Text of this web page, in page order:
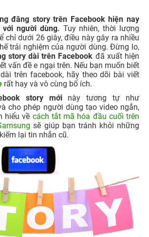
đăng story trên Facebook hiện nay
người dùng. Tuy nhiên, thời lượng
chỉ dưới 26 giây, điều này gây ra nhiều
trải nghiệm của người dùng. Đừng lo,
story dài trên Facebook đã xuất hiện
vấn đề e ngại trên. Nếu bạn muốn biết
trên facebook, hãy theo dõi bài viết
rất hay và vô cùng bổ ích.
story mớinày tương tự như
cho phép người dùng tạo video ngắn,
hiểu về cách tắt mã hóa đầu cuối trên
sẽ giúp bạn tránh khỏi những
lại tin nhắn cũ.